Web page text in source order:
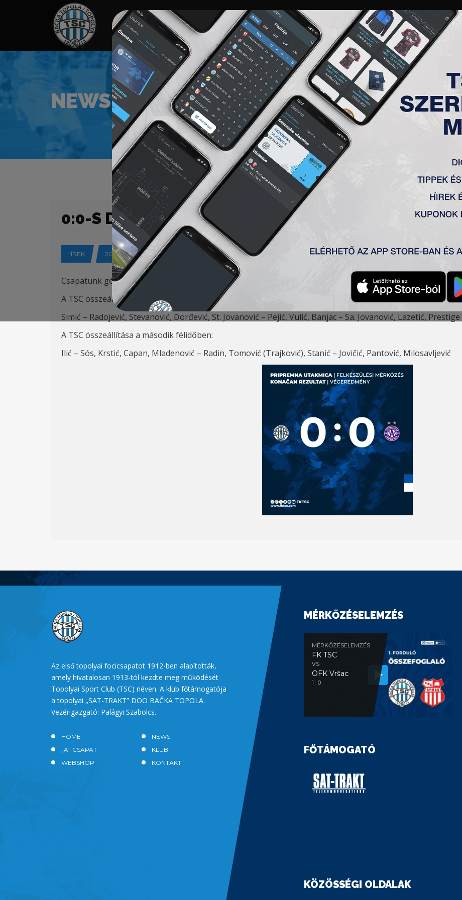
HOME TÁMOGATÓK NEWS GALÉRIA „A” CSAPAT TAGSÁG JEGYEK AKKREDITÁCIÓ KLUB AKADÉMIA NŐI
NEWS
0:0-S DÖNTETLEN AZ AUSTRIA ELLEN
HÍREK 2025-01-16
Csapatunk gól nélküli döntetlen játszott Antalyiában az Austria Wien ellen. Ez volt az idei első felkészülési
A TSC összeállítása az első félidőben:
Simić – Radojević, Stevanović, Đorđević, St. Jovanović – Pejić, Vulić, Banjac – Sa. Jovanović, Lazetić, Prestige
A TSC összeállítása a második félidőben:
Ilić – Sós, Krstić, Capan, Mladenović – Radin, Tomović (Trajković), Stanić – Jovičić, Pantović, Milosavljević
Az első topolyai focicsapatot 1912-ben alapították,
amely hivatalosan 1913-tól kezdte meg működését
Topolyai Sport Club (TSC) néven. A klub főtámogatója
a topolyai „SAT-TRAKT” DOO BAČKA TOPOLA.
Vezérigazgató: Palágyi Szabolcs.
HOME
NEWS
„A” CSAPAT
KLUB
WEBSHOP
KONTAKT
MÉRKŐZÉSELEMZÉS
MÉRKŐZÉSELEMZÉS
FK TSC
VS
OFK Vršac
1 : 0
FŐTÁMOGATÓ
KÖZÖSSÉGI OLDALAK